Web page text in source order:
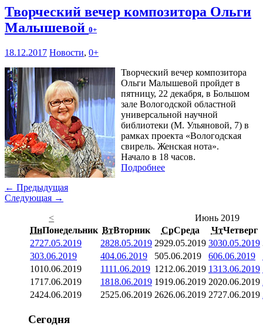
Творческий вечер композитора Ольги
Малышевой 0+
18.12.2017 Новости, 0+
Творческий вечер композитора
Ольги Малышевой пройдет в
пятницу, 22 декабря, в Большом
зале Вологодской областной
универсальной научной
библиотеки (М. Ульяновой, 7) в
рамках проекта «Вологодская
свирель. Женская нота».
Начало в 18 часов.
Подробнее
← Предыдущая
Следующая →
<
Июнь 2019
ПнПонедельник ВтВторник СрСреда ЧтЧетверг
2727.05.2019 2828.05.2019 2929.05.2019 3030.05.2019
303.06.2019 404.06.2019 505.06.2019 606.06.2019
1010.06.2019 1111.06.2019 1212.06.2019 1313.06.2019
1717.06.2019 1818.06.2019 1919.06.2019 2020.06.2019
2424.06.2019 2525.06.2019 2626.06.2019 2727.06.2019
Сегодня